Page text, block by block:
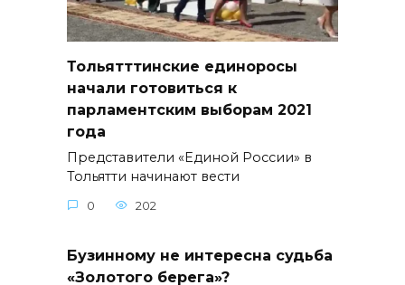
Тольятттинские единоросы
начали готовиться к
парламентским выборам 2021
года
Представители «Единой России» в
Тольятти начинают вести
0 202
Бузинному не интересна судьба
«Золотого берега»?